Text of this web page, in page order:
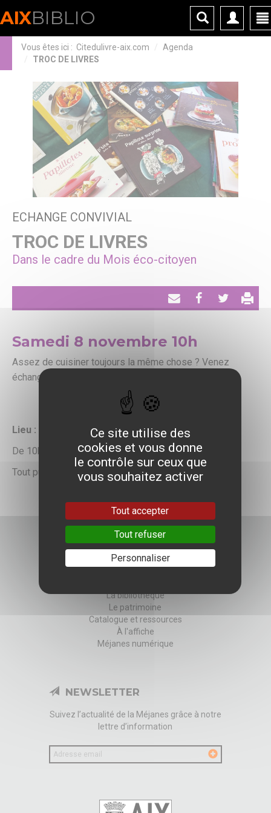
AIXBIBLIO
Vous êtes ici : Citedulivre-aix.com
Agenda
TROC DE LIVRES
ECHANGE CONVIVIAL
TROC DE LIVRES
Dans le cadre du Mois éco-citoyen
Envoyer
email
PartagerTweeter
Samedi 8 novembre 10h
Assez de cuisiner toujours la même chose ? Venez
échanger vos livres de cuisine !
Retour vers toutes les dates
Lieu :
Bibliothèque des Deux Ormes
De 10h à 18h
Tout public
La bibliothèque
Le patrimoine
Catalogue et ressources
À l'affiche
Méjanes numérique
NEWSLETTER
Suivez l’actualité de la Méjanes grâce à notre
lettre d’information
email
Ce site utilise des
cookies et vous donne
le contrôle sur ceux que
vous souhaitez activer
Tout accepter
Tout refuser
Personnaliser